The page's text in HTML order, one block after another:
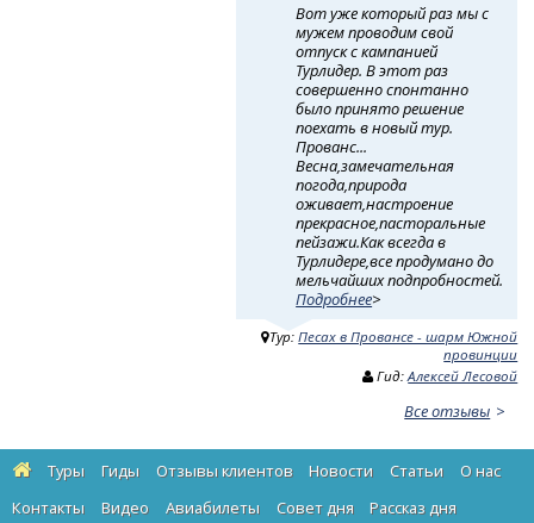
Вот уже который раз мы с
мужем проводим свой
отпуск с кампанией
Турлидер. В этот раз
совершенно спонтанно
было принято решение
поехать в новый тур.
Прованс...
Весна,замечательная
погода,природа
оживает,настроение
прекрасное,пасторальные
пейзажи.Как всегда в
Турлидере,все продумано до
мельчайших подпробностей.
Подробнее>
Тур:Песах в Провансе - шарм Южной
провинции
Гид:Алексей Лесовой
Все отзывы
Туры Гиды Отзывы клиентов Новости Статьи
О нас
Контакты
Видео Авиабилеты Cовет дня Рассказ дня